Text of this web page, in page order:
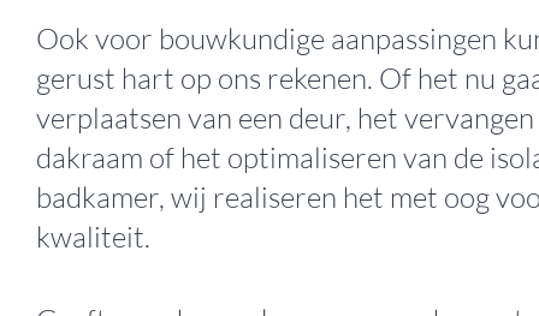
Ook voor bouwkundige aanpassingen
gerust hart op ons rekenen. Of het nu
verplaatsen van een deur, het
dakraam of het optimaliseren van de
badkamer, wij realiseren het met oog
kwaliteit.